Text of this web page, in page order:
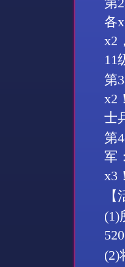
各
x2
11
第3
x2
士
第
军：
x3 ！
(1)
520
(2)